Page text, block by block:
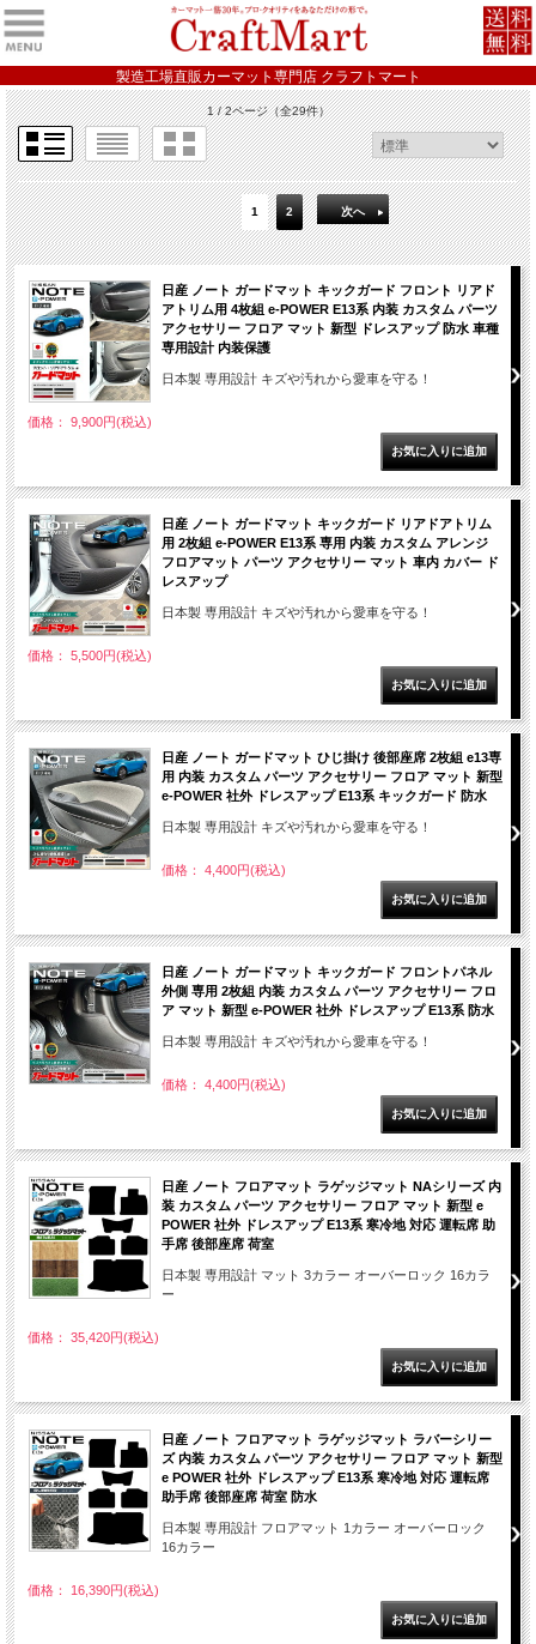
製造工場直販カーマット専門店 クラフトマート
1 / 2ページ（全29件）
1 2 次へ
日産 ノート ガードマット キックガード フロント リアド
アトリム用 4枚組 e-POWER E13系 内装 カスタム パーツ
アクセサリー フロア マット 新型 ドレスアップ 防水 車種
専用設計 内装保護
日本製 専用設計 キズや汚れから愛車を守る！
価格： 9,900円(税込)
日産 ノート ガードマット キックガード リアドアトリム
用 2枚組 e-POWER E13系 専用 内装 カスタム アレンジ
フロアマット パーツ アクセサリー マット 車内 カバー ド
レスアップ
日本製 専用設計 キズや汚れから愛車を守る！
価格： 5,500円(税込)
日産 ノート ガードマット ひじ掛け 後部座席 2枚組 e13専
用 内装 カスタム パーツ アクセサリー フロア マット 新型
e-POWER 社外 ドレスアップ E13系 キックガード 防水
日本製 専用設計 キズや汚れから愛車を守る！
価格： 4,400円(税込)
日産 ノート ガードマット キックガード フロントパネル
外側 専用 2枚組 内装 カスタム パーツ アクセサリー フロ
ア マット 新型 e-POWER 社外 ドレスアップ E13系 防水
日本製 専用設計 キズや汚れから愛車を守る！
価格： 4,400円(税込)
日産 ノート フロアマット ラゲッジマット NAシリーズ 内
装 カスタム パーツ アクセサリー フロア マット 新型 e
POWER 社外 ドレスアップ E13系 寒冷地 対応 運転席 助
手席 後部座席 荷室
日本製 専用設計 マット 3カラー オーバーロック 16カラ
ー
価格： 35,420円(税込)
日産 ノート フロアマット ラゲッジマット ラバーシリー
ズ 内装 カスタム パーツ アクセサリー フロア マット 新型
e POWER 社外 ドレスアップ E13系 寒冷地 対応 運転席
助手席 後部座席 荷室 防水
日本製 専用設計 フロアマット 1カラー オーバーロック
16カラー
価格： 16,390円(税込)